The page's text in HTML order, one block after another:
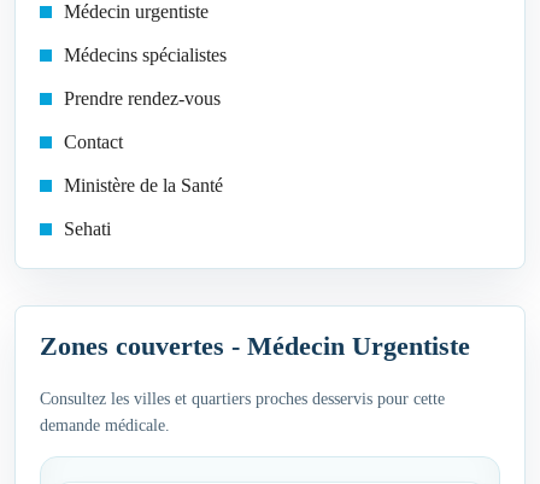
Médecin urgentiste
Médecins spécialistes
Prendre rendez-vous
Contact
Ministère de la Santé
Sehati
Zones couvertes - Médecin Urgentiste
Consultez les villes et quartiers proches desservis pour cette
demande médicale.